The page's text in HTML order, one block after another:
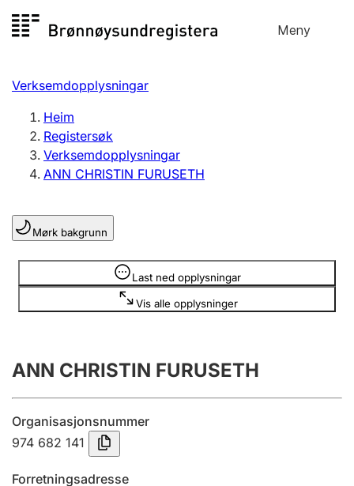
til
Meny
Registersøk
Aksjeselskap
Enkeltpersonføretak
Registrere, endre, slette
Lag og foreining
Registrere, endre, slette
Årsrekneskap
Innsending og forseinkingsgebyr
Tinglysing
Verksemdopplysningar
Heim
Registersøk
Verksemdopplysningar
ANN CHRISTIN FURUSETH
Mørk bakgrunn
Last ned opplysningar
Vis alle opplysninger
Opplysninger er skjult
ANN CHRISTIN FURUSETH
Organisasjonsnummer
974 682 141
Forretningsadresse